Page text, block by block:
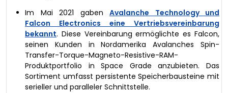
Im Mai 2021 gaben Avalanche Technology und
Falcon Electronics eine Vertriebsvereinbarung
bekannt. Diese Vereinbarung ermöglichte es Falcon,
seinen Kunden in Nordamerika Avalanches Spin-
Transfer-Torque-Magneto-Resistive-RAM-
Produktportfolio in Space Grade anzubieten. Das
Sortiment umfasst persistente Speicherbausteine ​​mit
serieller und paralleler Schnittstelle.